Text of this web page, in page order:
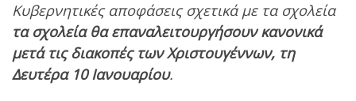
Κυβερνητικές αποφάσεις σχετικά με τα σχολεία
τα σχολεία θα επαναλειτουργήσουν κανονικά
μετά τις διακοπές των Χριστουγέννων, τη
Δευτέρα 10 Ιανουαρίου.